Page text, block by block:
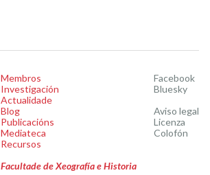
Membros
Investigación
Actualidade
Blog
Publicacións
Mediateca
Recursos
Facebook
Bluesky
Aviso legal
Licenza
Colofón
Facultade de Xeografía e Historia